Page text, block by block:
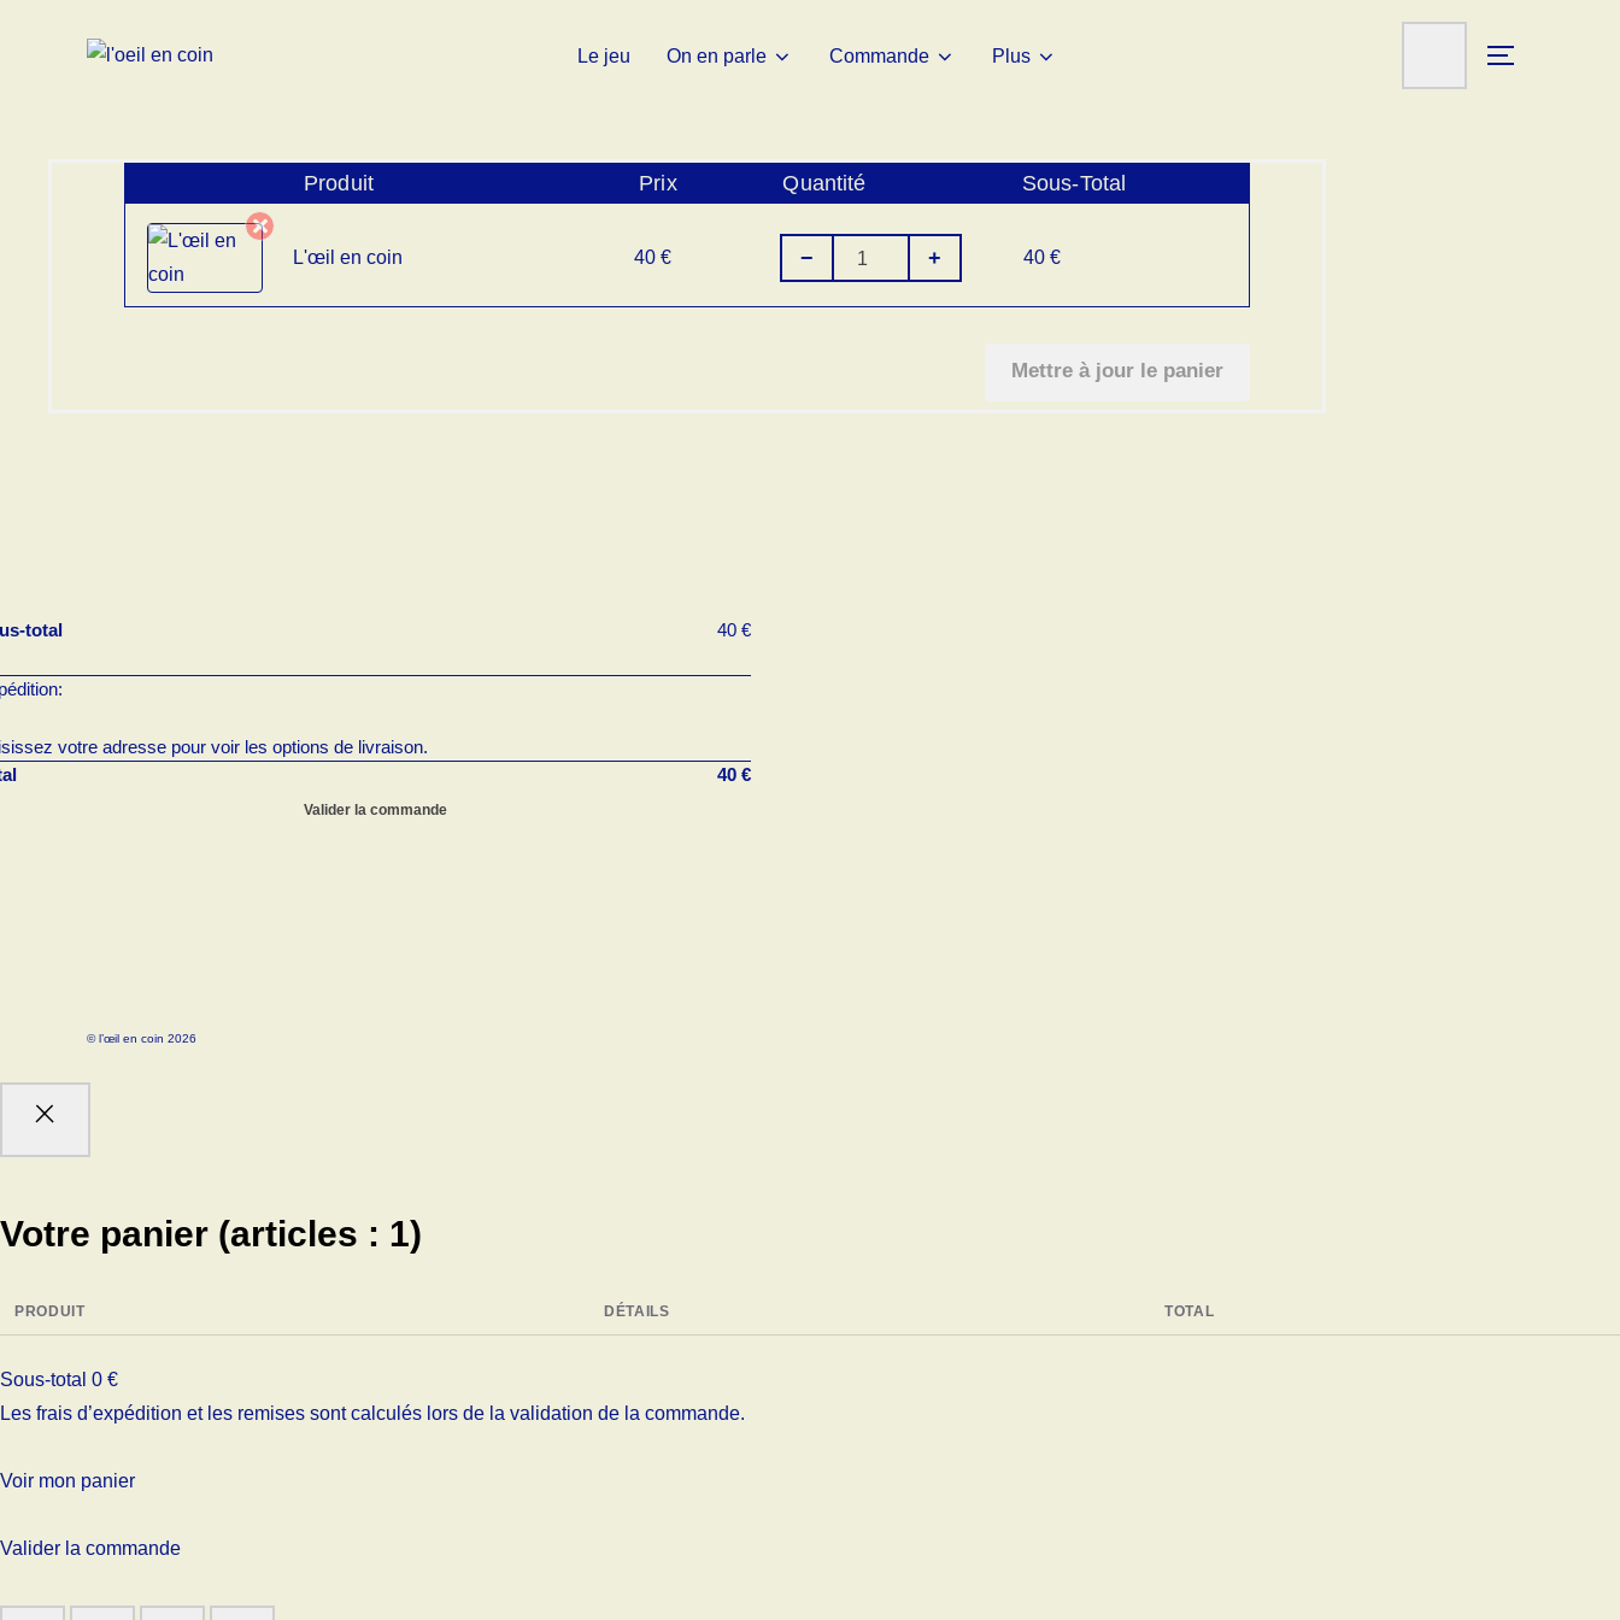
Le jeu On en parle Commande Plus
Produit Prix Quantité Sous-Total
L'œil en coin 40€ − + 40€
Mettre à jour le panier
total 40 €
votre adresse pour voir les options de livraison.
40 €
Valider la commande
© l’œil en coin 2026
Votre panier (articles : 1)
PRODUIT DÉTAILS TOTAL
Sous-total 0 €
Les frais d’expédition et les remises sont calculés lors de la validation de la commande.
Voir mon panier
Valider la commande